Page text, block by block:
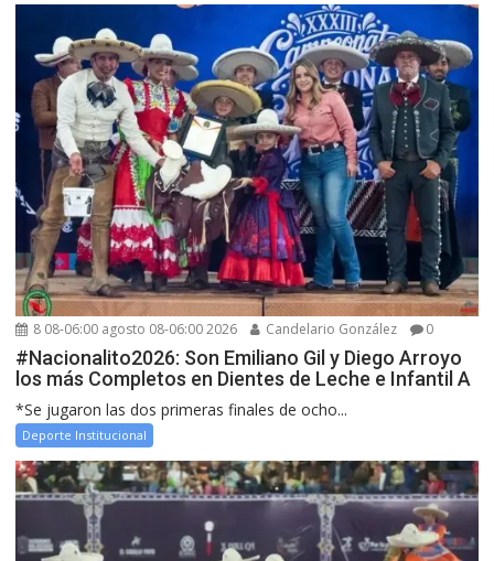
8 08-06:00 agosto 08-06:00 2026 Candelario González 0
#Nacionalito2026: Son Emiliano Gil y Diego Arroyo
los más Completos en Dientes de Leche e Infantil A
*Se jugaron las dos primeras finales de ocho...
Deporte Institucional